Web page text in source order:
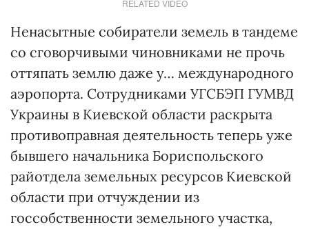
RELATED VIDEO
Ненасытные собиратели земель в тандеме
со сговорчивыми чиновниками не прочь
оттяпать землю даже у… международного
аэропорта. Сотрудниками УГСБЭП ГУМВД
Украины в Киевской области раскрыта
противоправная деятельность теперь уже
бывшего начальника Бориспольского
райотдела земельных ресурсов Киевской
области при отчуждении из
госсобственности земельного участка,